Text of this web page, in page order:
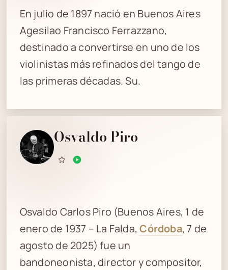
En julio de 1897 nació en Buenos Aires
Agesilao Francisco Ferrazzano,
destinado a convertirse en uno de los
violinistas más refinados del tango de
las primeras décadas. Su.
Osvaldo Piro
Osvaldo Carlos Piro (Buenos Aires, 1 de
enero de 1937 – La Falda,Córdoba, 7 de
agosto de 2025) fue un
bandoneonista, director y compositor,